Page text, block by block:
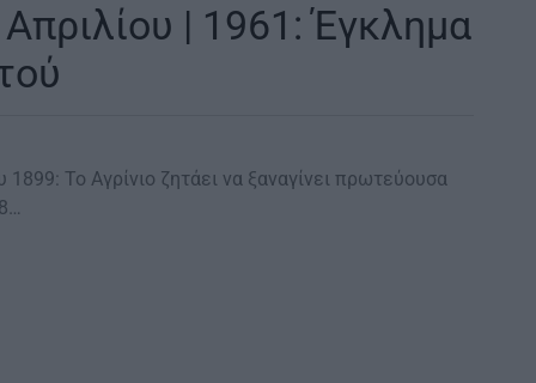
| 1961: Έγκλημα
1899: Το Αγρίνιο ζητάει να ξαναγίνει πρωτεύουσα